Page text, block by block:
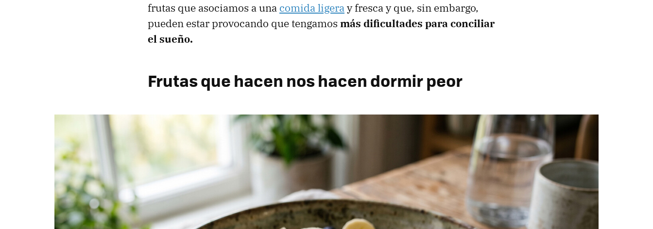
frutas que asociamos a una comida ligeray fresca y que, sin embargo,
pueden estar provocando que tengamos más dificultades para conciliar
el sueño.
Frutas que hacen nos hacen dormir peor